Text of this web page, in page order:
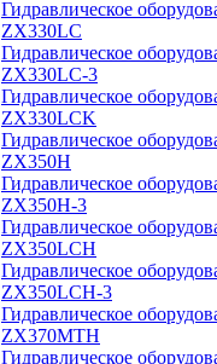
Гидравлическое
ZX330LC
Гидравлическое
ZX330LC-3
Гидравлическое
ZX330LCK
Гидравлическое
ZX350H
Гидравлическое
ZX350H-3
Гидравлическое
ZX350LCH
Гидравлическое
ZX350LCH-3
Гидравлическое
ZX370MTH
Гидравлическое